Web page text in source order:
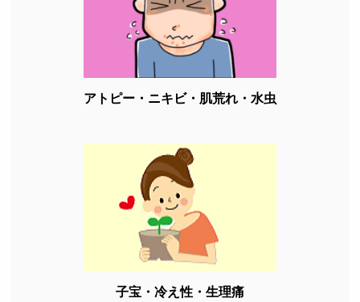
アトピー・ニキビ・肌荒れ・水虫
子宝・冷え性・生理痛